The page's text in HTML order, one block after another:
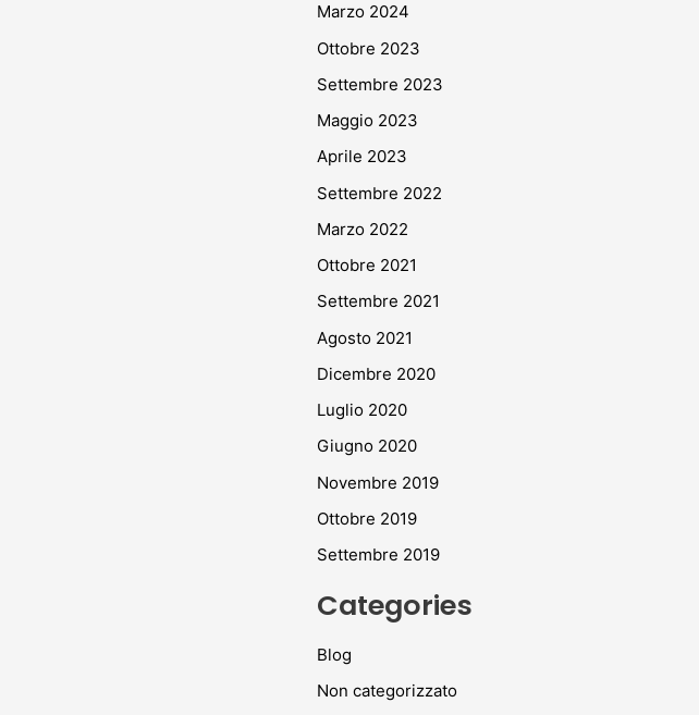
Marzo 2024
Ottobre 2023
Settembre 2023
Maggio 2023
Aprile 2023
Settembre 2022
Marzo 2022
Ottobre 2021
Settembre 2021
Agosto 2021
Dicembre 2020
Luglio 2020
Giugno 2020
Novembre 2019
Ottobre 2019
Settembre 2019
Categories
Blog
Non categorizzato